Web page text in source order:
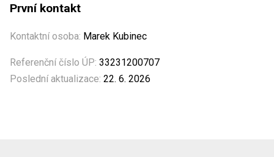
První kontakt
Kontaktní osoba: Marek Kubinec
Referenční číslo ÚP: 33231200707
Poslední aktualizace: 22. 6. 2026